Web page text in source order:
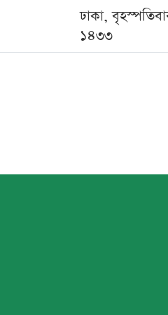
ঢাকা,
১৪৩৩